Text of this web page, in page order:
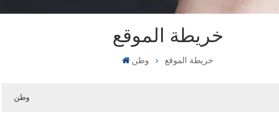
خريطة الموقع
وطن خريطة الموقع
وطن